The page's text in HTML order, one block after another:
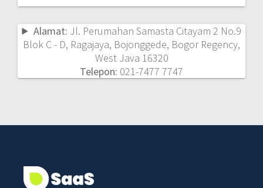
Alamat: Jl. Perumahan Samasta Citayam 2 No.9
Blok C - D, Ragajaya, Bojonggede, Bogor Regency,
West Java 16320
Telepon: 021-7477 7747